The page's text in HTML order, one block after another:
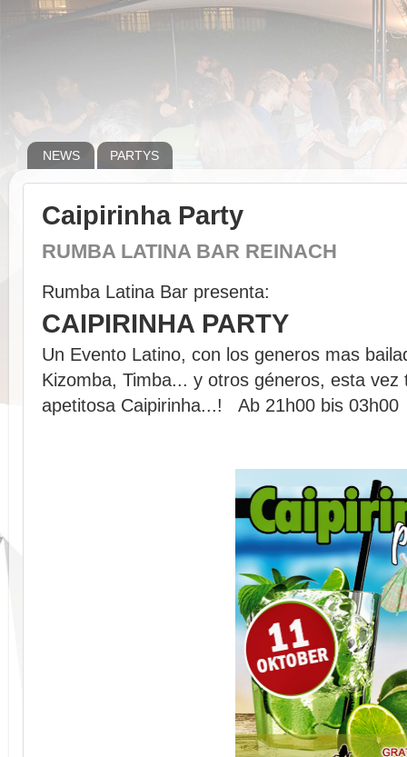
NEWS PARTYS
Caipirinha Party
RUMBA LATINA BAR REINACH
Rumba Latina Bar presenta:
CAIPIRINHA PARTY
Un Evento Latino, con los generos mas
Kizomba, Timba... y otros géneros, esta
apetitosa Caipirinha...! Ab 21h00 bis 03h00